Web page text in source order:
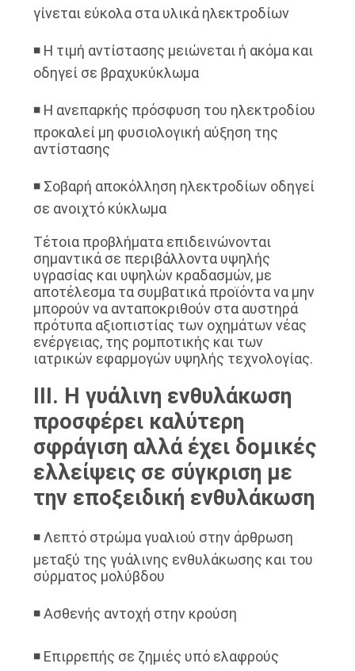
γίνεται εύκολα στα υλικά ηλεκτροδίων
◾ Η τιμή αντίστασης μειώνεται ή ακόμα και
οδηγεί σε βραχυκύκλωμα
◾ Η ανεπαρκής πρόσφυση του ηλεκτροδίου
προκαλεί μη φυσιολογική αύξηση της
αντίστασης
◾ Σοβαρή αποκόλληση ηλεκτροδίων οδηγεί
σε ανοιχτό κύκλωμα
Τέτοια προβλήματα επιδεινώνονται
σημαντικά σε περιβάλλοντα υψηλής
υγρασίας και υψηλών κραδασμών, με
αποτέλεσμα τα συμβατικά προϊόντα να μην
μπορούν να ανταποκριθούν στα αυστηρά
πρότυπα αξιοπιστίας των οχημάτων νέας
ενέργειας, της ρομποτικής και των
ιατρικών εφαρμογών υψηλής τεχνολογίας.
III. Η γυάλινη ενθυλάκωση
προσφέρει καλύτερη
σφράγιση αλλά έχει δομικές
ελλείψεις σε σύγκριση με
την εποξειδική ενθυλάκωση
◾ Λεπτό στρώμα γυαλιού στην άρθρωση
μεταξύ της γυάλινης ενθυλάκωσης και του
σύρματος μολύβδου
◾ Ασθενής αντοχή στην κρούση
◾ Επιρρεπής σε ζημιές υπό ελαφρούς